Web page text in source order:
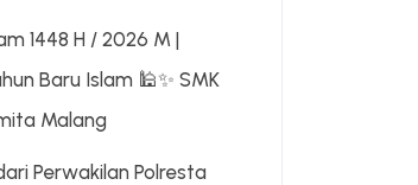
1448 H / 2026 M |
Baru Islam 🕌✨ SMK
Malang
Perwakilan Polresta